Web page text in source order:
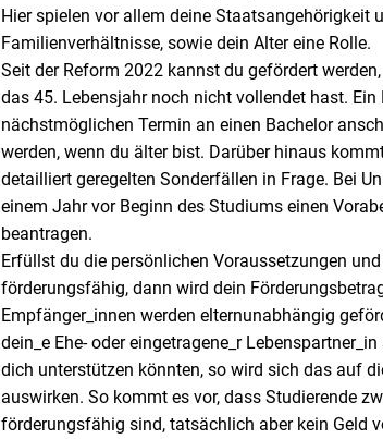
Hier spielen vor allem deine Staatsangehörigkeit
Familienverhältnisse, sowie dein Alter eine Rolle.
Seit der Reform 2022 kannst du gefördert
das 45. Lebensjahr noch nicht vollendet hast. Ein
nächstmöglichen Termin an einen Bachelor
werden, wenn du älter bist. Darüber hinaus
detailliert geregelten Sonderfällen in Frage. Bei
einem Jahr vor Beginn des Studiums einen
beantragen.
Erfüllst du die persönlichen Voraussetzungen
förderungsfähig, dann wird dein
Empfänger_innen werden elternunabhängig
dein_e Ehe- oder eingetragene_r
dich unterstützen könnten, so wird sich das auf
auswirken. So kommt es vor, dass Studierende
förderungsfähig sind, tatsächlich aber kein Geld